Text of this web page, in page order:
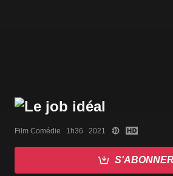
Film Comédie   1h36   2021